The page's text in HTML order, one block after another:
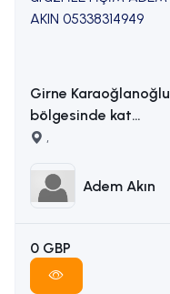
Girne Karaoğlanoğlu
bölgesinde kat
karşılığı arazi
05338314949
,
Adem Akın
0 GBP